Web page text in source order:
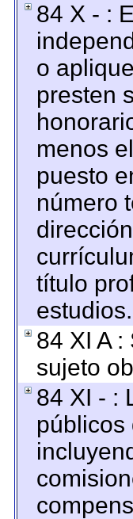
84 X - :
o
presten
menos
puesto
número
título
estudios.
84 XI A
sujeto
84 XI - :
públicos